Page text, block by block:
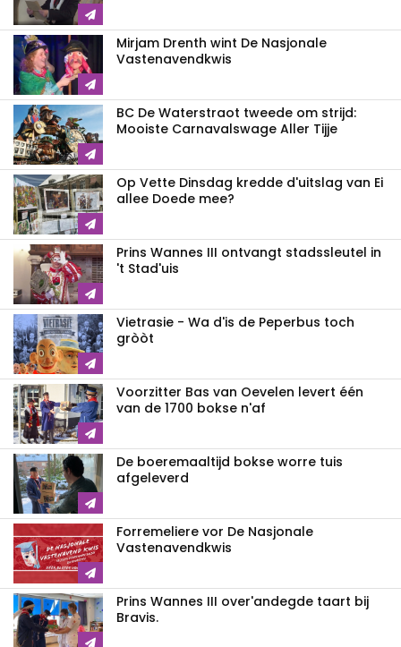
Mirjam Drenth wint De Nasjonale
Vastenavendkwis
BC De Waterstraot tweede om strijd:
Mooiste Carnavalswage Aller Tijje
Op Vette Dinsdag kredde d'uitslag van Ei
allee Doede mee?
Prins Wannes III ontvangt stadssleutel in
't Stad'uis
Vietrasie - Wa d'is de Peperbus toch
gròòt
Voorzitter Bas van Oevelen levert één
van de 1700 bokse n'af
De boeremaaltijd bokse worre tuis
afgeleverd
Forremeliere vor De Nasjonale
Vastenavendkwis
Prins Wannes III over'andegde taart bij
Bravis.